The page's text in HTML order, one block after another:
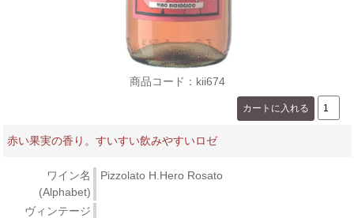
商品コード：kii674
赤い果実の香り。すいすい飲みやすいロゼ
ワイン名
(Alphabet)
Pizzolato H.Hero Rosato
ヴィンテージ